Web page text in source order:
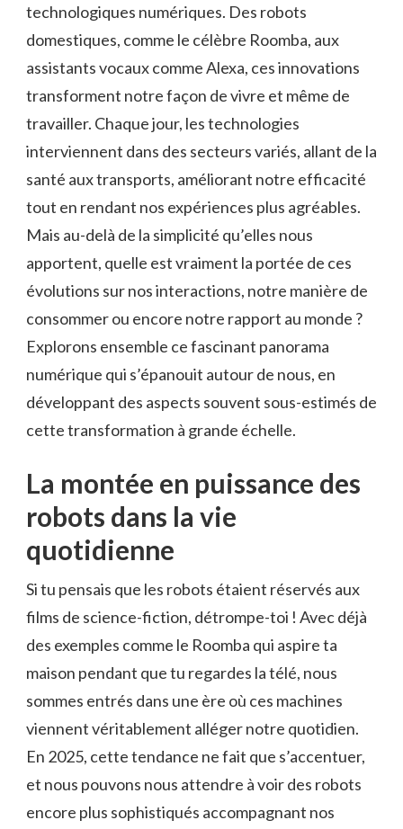
technologiques numériques. Des robots
domestiques, comme le célèbre Roomba, aux
assistants vocaux comme Alexa, ces innovations
transforment notre façon de vivre et même de
travailler. Chaque jour, les technologies
interviennent dans des secteurs variés, allant de la
santé aux transports, améliorant notre efficacité
tout en rendant nos expériences plus agréables.
Mais au-delà de la simplicité qu’elles nous
apportent, quelle est vraiment la portée de ces
évolutions sur nos interactions, notre manière de
consommer ou encore notre rapport au monde ?
Explorons ensemble ce fascinant panorama
numérique qui s’épanouit autour de nous, en
développant des aspects souvent sous-estimés de
cette transformation à grande échelle.
La montée en puissance des
robots dans la vie
quotidienne
Si tu pensais que les robots étaient réservés aux
films de science-fiction, détrompe-toi ! Avec déjà
des exemples comme le Roomba qui aspire ta
maison pendant que tu regardes la télé, nous
sommes entrés dans une ère où ces machines
viennent véritablement alléger notre quotidien.
En 2025, cette tendance ne fait que s’accentuer,
et nous pouvons nous attendre à voir des robots
encore plus sophistiqués accompagnant nos